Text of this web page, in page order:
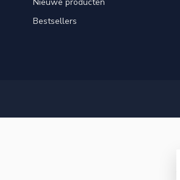
Nieuwe producten
Bestsellers